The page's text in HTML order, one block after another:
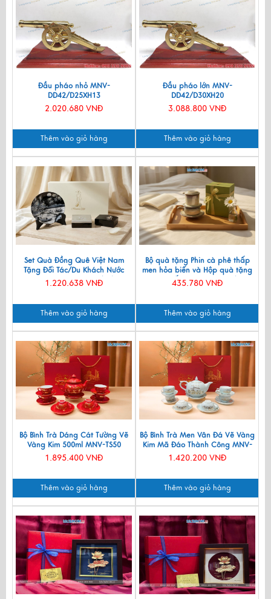
Đầu pháo nhỏ MNV-
DD42/D25XH13
2.020.680 VNĐ
Thêm vào giỏ hàng
Đầu pháo lớn MNV-
DD42/D30XH20
3.088.800 VNĐ
Thêm vào giỏ hàng
Set Quà Đồng Quê Việt Nam
Tặng Đối Tác/Du Khách Nước
Ngoài - Đĩa Sơn Mài/ Hộp
1.220.638 VNĐ
Thêm vào giỏ hàng
Bộ quà tặng Phin cà phê thấp
men hỏa biến và Hộp quà tặng
cao cấp MNV-CFVH03/2
435.780 VNĐ
Thêm vào giỏ hàng
Bộ Bình Trà Dáng Cát Tường Vẽ
Vàng Kim 500ml MNV-TS50
1.895.400 VNĐ
Thêm vào giỏ hàng
Bộ Bình Trà Men Vân Đá Vẽ Vàng
Kim Mã Đáo Thành Công MNV-
BTV11
1.420.200 VNĐ
Thêm vào giỏ hàng